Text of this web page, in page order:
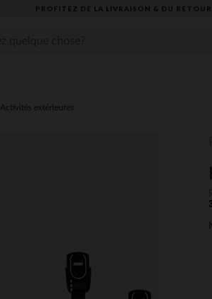
PROFITEZ DE LA LIVRAISON & DU
Activités extérieures